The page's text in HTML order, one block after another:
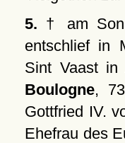
5. † am
entschlief in
Sint Vaast in
Boulogne,
Gottfried IV.
Ehefrau des